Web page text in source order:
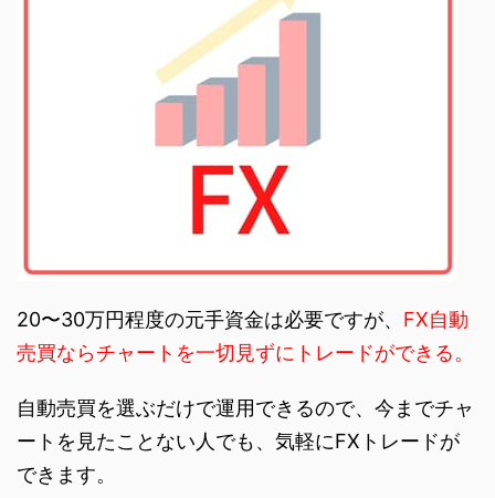
20〜30万円程度の元手資金は必要ですが、 FX自動
売買ならチャートを一切見ずにトレードができる。
自動売買を選ぶだけで運用できるので、今までチャ
ートを見たことない人でも、気軽にFXトレードが
できます。